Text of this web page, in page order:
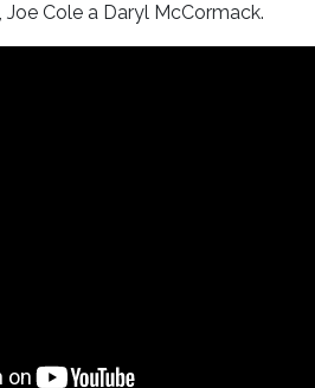
Cole a Daryl McCormack.